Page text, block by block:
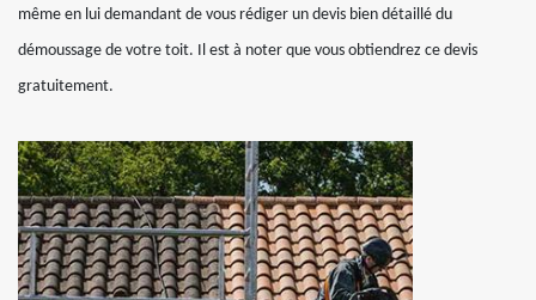
même en lui demandant de vous rédiger un devis bien détaillé du
démoussage de votre toit. Il est à noter que vous obtiendrez ce devis
gratuitement.